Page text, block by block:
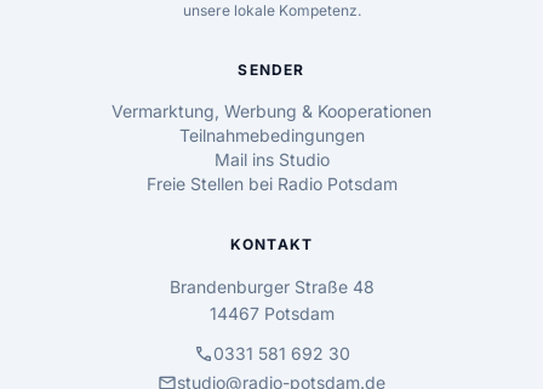
unsere lokale Kompetenz.
SENDER
Vermarktung, Werbung & Kooperationen
Teilnahmebedingungen
Mail ins Studio
Freie Stellen bei Radio Potsdam
KONTAKT
Brandenburger Straße 48
14467 Potsdam
call0331 581 692 30
mailstudio@radio-potsdam.de